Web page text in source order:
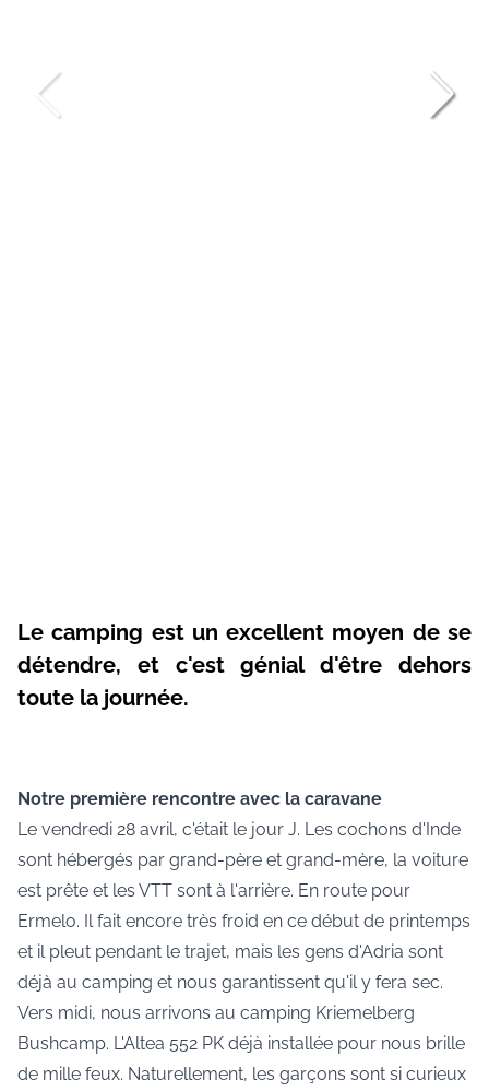
Le camping est un excellent moyen de se
détendre, et c'est génial d'être dehors
toute la journée.
Notre première rencontre avec la caravane
Le vendredi 28 avril, c'était le jour J. Les cochons d'Inde
sont hébergés par grand-père et grand-mère, la voiture
est prête et les VTT sont à l'arrière. En route pour
Ermelo. Il fait encore très froid en ce début de printemps
et il pleut pendant le trajet, mais les gens d'Adria sont
déjà au camping et nous garantissent qu'il y fera sec.
Vers midi, nous arrivons au camping Kriemelberg
Bushcamp. L'Altea 552 PK déjà installée pour nous brille
de mille feux. Naturellement, les garçons sont si curieux